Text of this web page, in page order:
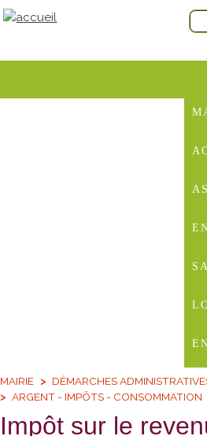
MAIRIE
DÉMARCHES
ARGENT - IMPÔTS - CONSOMMATION
Impôt sur le